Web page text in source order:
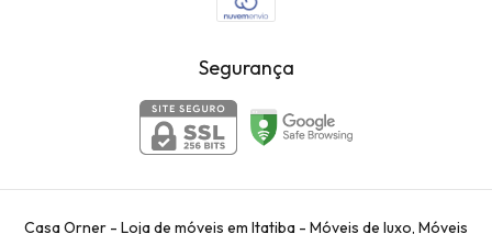
Segurança
Casa Orner - Loja de móveis em Itatiba - Móveis de luxo, Móveis